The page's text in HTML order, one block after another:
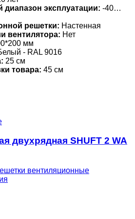
эксплуатации: -40…
решетки: Настенная
вентилятора: Нет
мм
- RAL 9016
25 см
товара: 45 см
двухрядная SHUFT 2 WA
вентиляционные